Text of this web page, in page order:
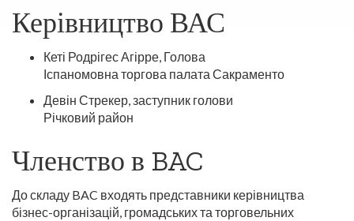
Керівництво ВАС
Кеті Родрігес Агірре, Голова
Іспаномовна торгова палата Сакраменто
Девін Стрекер, заступник голови
Річковий район
Членство в BAC
До складу BAC входять представники керівництва
бізнес-організацій, громадських та торговельних